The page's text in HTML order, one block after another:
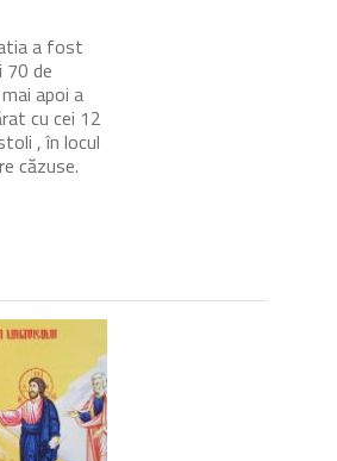
a fost
70 de
apoi a
cu cei 12
, în locul
căzuse.